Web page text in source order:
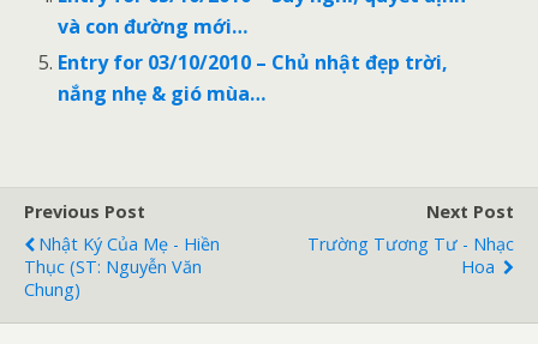
và con đường mới…
Entry for 03/10/2010 – Chủ nhật đẹp trời,
nắng nhẹ & gió mùa…
Previous Post
Nhật Ký Của Mẹ - Hiền
Thục (ST: Nguyễn Văn
Chung)
Next Post
Trường Tương Tư - Nhạc
Hoa